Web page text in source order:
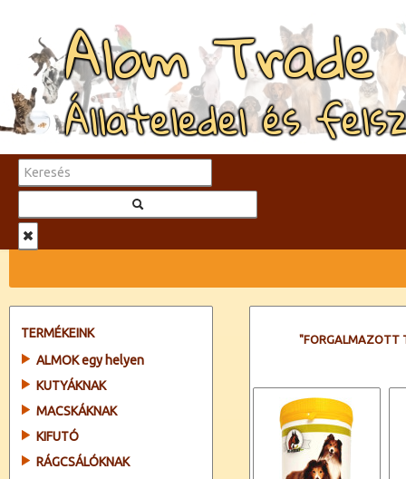
Alom Trade
Állateledel és
TERMÉKEINK
ALMOK egy helyen
KUTYÁKNAK
MACSKÁKNAK
KIFUTÓ
RÁGCSÁLÓKNAK
"FORGALMAZOTT